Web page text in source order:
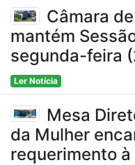
Câmara
mantém
segunda-feira
Ler Notícia
Mesa
da Mulher
requerimento